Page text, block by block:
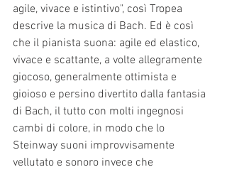
agile, vivace e istintivo", così Tropea
descrive la musica di Bach. Ed è così
che il pianista suona: agile ed elastico,
vivace e scattante, a volte allegramente
giocoso, generalmente ottimista e
gioioso e persino divertito dalla fantasia
di Bach, il tutto con molti ingegnosi
cambi di colore, in modo che lo
Steinway suoni improvvisamente
vellutato e sonoro invece che